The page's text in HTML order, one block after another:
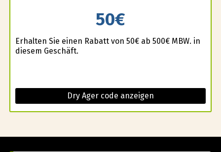
50€
Erhalten Sie einen Rabatt von 50€ ab 500€ MBW. in
diesem Geschäft.
Dry Ager code anzeigen